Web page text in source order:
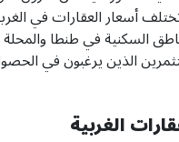
أسعار العقارات في
السكنية في طنطا
الذين يرغبون في
الغربية